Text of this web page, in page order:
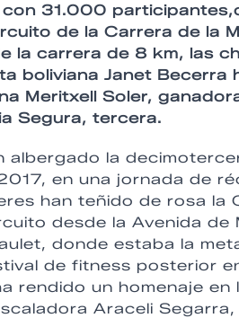
31.000
de la Carrera de la
la carrera de 8 km, las
boliviana Janet Becerra
Meritxell Soler,
Segura, tercera.
albergado la
en una jornada de
han teñido de rosa la
desde la Avenida
donde estaba la
de fitness posterior
rendido un homenaje
Araceli